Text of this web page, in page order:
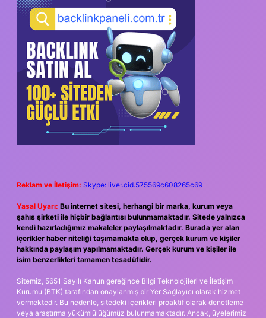
Reklam ve İletişim: Skype: live:.cid.575569c608265c69
Yasal Uyarı: Bu internet sitesi, herhangi bir marka, kurum veya
şahıs şirketi ile hiçbir bağlantısı bulunmamaktadır. Sitede yalnızca
kendi hazırladığımız makaleler paylaşılmaktadır. Burada yer alan
içerikler haber niteliği taşımamakta olup, gerçek kurum ve kişiler
hakkında paylaşım yapılmamaktadır. Gerçek kurum ve kişiler ile
isim benzerlikleri tamamen tesadüfidir.
Sitemiz, 5651 Sayılı Kanun gereğince Bilgi Teknolojileri ve İletişim
Kurumu (BTK) tarafından onaylanmış bir Yer Sağlayıcı olarak hizmet
vermektedir. Bu nedenle, sitedeki içerikleri proaktif olarak denetleme
veya araştırma yükümlülüğümüz bulunmamaktadır. Ancak, üyelerimiz